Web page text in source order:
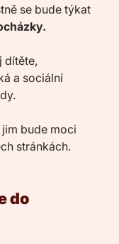
se bude týkat
dítěte,
a sociální
bude moci
stránkách.
do